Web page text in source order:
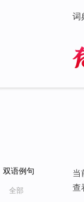
词
双语例句
全部
当
查